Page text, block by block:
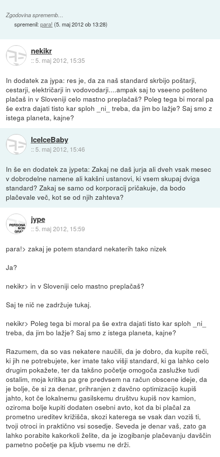
Zgodovina sprememb…
spremenil:para! (5. maj 2012 ob 13:28)
nekikr
::5. maj 2012, 15:35
In dodatek za jypa: res je, da za naš standard skrbijo poštarji,
cestarji, električarji in vodovodarji....ampak saj to vseeno pošteno
plačaš in v Sloveniji celo mastno preplačaš? Poleg tega bi moral pa
še extra dajati tisto kar sploh _ni_ treba, da jim bo lažje? Saj smo z
istega planeta, kajne?
IceIceBaby
:: 5. maj 2012, 15:46
In še en dodatek za jypeta: Zakaj ne daš jurja ali dveh vsak mesec
v dobrodelne namene ali kakšni ustanovi, ki vsem skupaj dviga
standard? Zakaj se samo od korporacij pričakuje, da bodo
plačevale več, kot se od njih zahteva?
jype
::5. maj 2012, 15:59
para!> zakaj je potem standard nekaterih tako nizek
Ja?
nekikr> in v Sloveniji celo mastno preplačaš?
Saj te nič ne zadržuje tukaj.
nekikr> Poleg tega bi moral pa še extra dajati tisto kar sploh _ni_
treba, da jim bo lažje? Saj smo z istega planeta, kajne?
Razumem, da so vas nekatere naučili, da je dobro, da kupite reči,
ki jih ne potrebujete, ker imate tako višji standard, ki ga lahko celo
drugim pokažete, ter da takšno početje omogoča zaslužke tudi
ostalim, moja kritika pa gre predvsem na račun obscene ideje, da
je bolje, če si za denar, prihranjen z davčno optimizacijo kupiš
jahto, kot če lokalnemu gasilskemu društvu kupiš nov kamion,
oziroma bolje kupiti dodaten osebni avto, kot da bi plačal za
prometno ureditev križišča, skozi katerega se vsak dan voziš ti,
tvoji otroci in praktično vsi sosedje. Seveda je denar vaš, zato ga
lahko porabite kakorkoli želite, da je izogibanje plačevanju davščin
pametno početje pa kljub vsemu ne drži.